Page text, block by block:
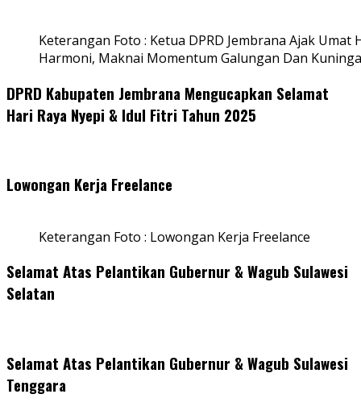
Keterangan Foto : Ketua DPRD Jembrana Ajak
Harmoni, Maknai Momentum Galungan Dan
DPRD Kabupaten Jembrana Mengucapkan Selamat
Hari Raya Nyepi & Idul Fitri Tahun 2025
Lowongan Kerja Freelance
Keterangan Foto : Lowongan Kerja Freelance
Selamat Atas Pelantikan Gubernur & Wagub Sulawesi
Selatan
Selamat Atas Pelantikan Gubernur & Wagub Sulawesi
Tenggara